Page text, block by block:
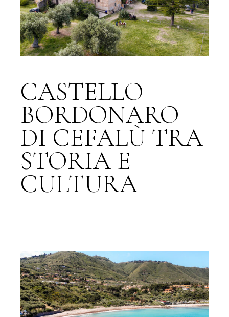
CASTELLO
BORDONARO
DI CEFALÙ TRA
STORIA E
CULTURA